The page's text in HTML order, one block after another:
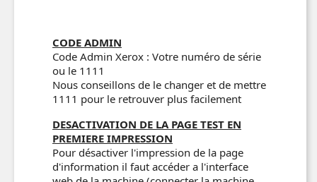
CODE ADMIN
Code Admin Xerox : Votre numéro de série
ou le 1111
Nous conseillons de le changer et de mettre
1111 pour le retrouver plus facilement
DESACTIVATION DE LA PAGE TEST EN
PREMIERE IMPRESSION
Pour désactiver l'impression de la page
d'information il faut accéder a l'interface